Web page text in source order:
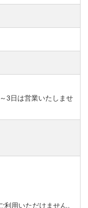
3日は営業いたしませ
用いただけません。